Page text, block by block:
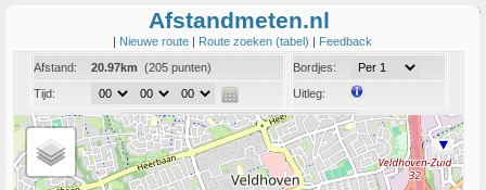
Afstandmeten.nl
| Nieuwe route | Route zoeken (tabel) | Feedback
Afstand:
20.97km (205 punten)
Tijd:
Bordjes:
Uitleg:
Coord:
Info:Link naar deze route